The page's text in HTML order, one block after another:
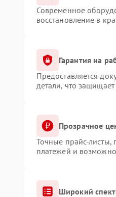
Современное
восстановление в
Гарантия на
Предоставляется
детали, что
Прозрачное
Точные прайс-листы,
платежей и
Широкий